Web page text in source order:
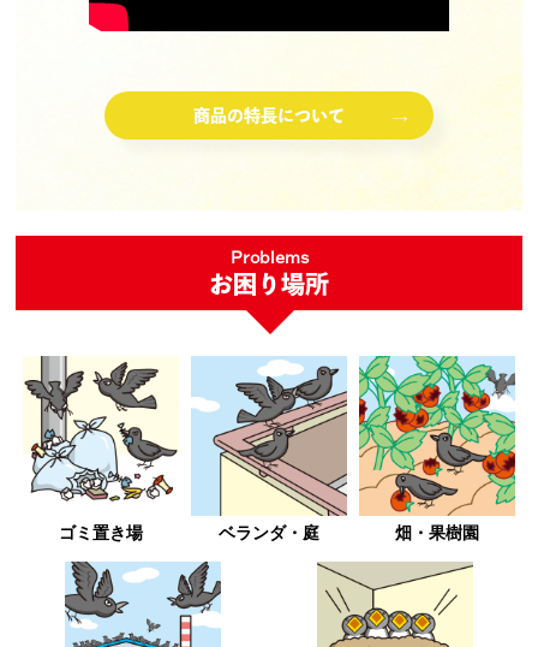
商品の特長について
Problems
お困り場所
ゴミ置き場 ベランダ・庭 畑・果樹園